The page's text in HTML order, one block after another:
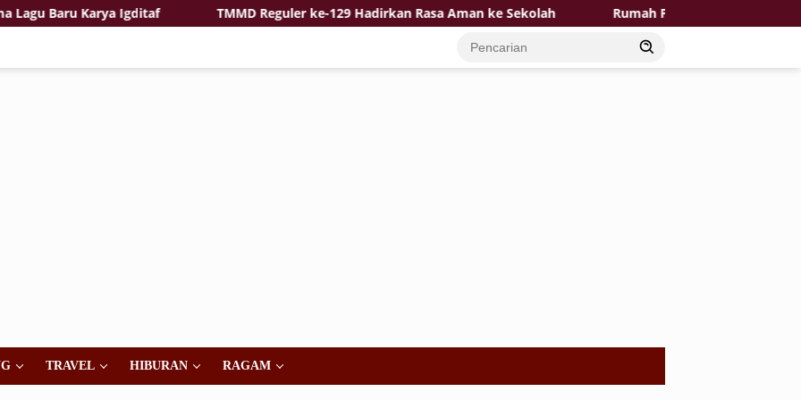
Baru Karya Igditaf TMMD Reguler ke-129 Hadirkan Rasa Aman ke Sekolah Rumah Pak Toid Kian Layak Huni
TRAVEL HIBURAN RAGAM